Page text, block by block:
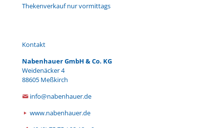
Thekenverkauf nur vormittags
Kontakt
Nabenhauer GmbH & Co. KG
Weidenäcker 4
88605 Meßkirch
info@nabenhauer.de
www.nabenhauer.de